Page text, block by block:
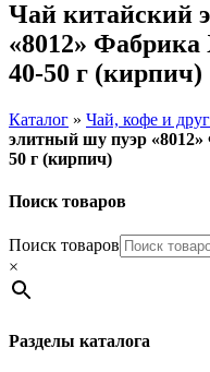
Чай китайский
«8012»
40-50 г (кирпич)
Каталог » Чай, кофе и
элитный шу пуэр
50 г (кирпич)
Поиск товаров
Поиск товаров
×
Разделы каталога